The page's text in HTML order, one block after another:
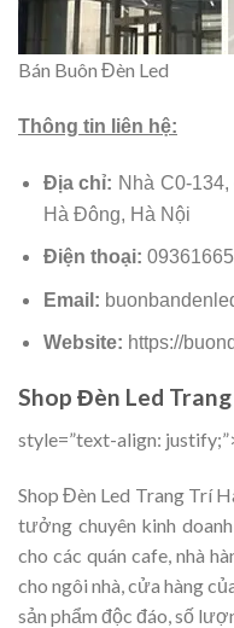
Bán Buôn Đèn Led
Thông tin liên hệ:
Địa chỉ: Nhà C0-
Hà Đông, Hà Nội
Điện thoại:
Email:
Website: https://
Shop Đèn Led
style=”text-align:
Shop Đèn Led Trang Trí
tưởng chuyên kinh
cho các quán cafe, nhà
cho ngôi nhà, cửa hàng
sản phẩm độc đáo, số